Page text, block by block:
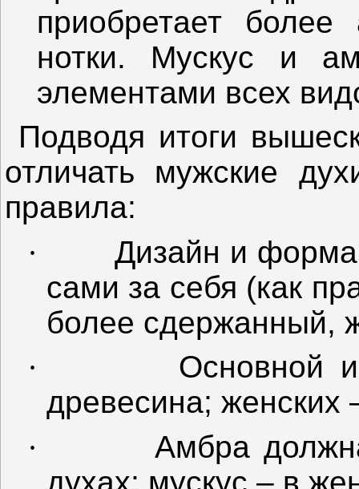
приобретает более
нотки. Мускус и
элементами всех
Подводя итоги
отличать мужские
правила:
·
Дизайн и форма
сами за себя (как
более сдержанный,
·
Основной
древесина; женских
·
Амбра
духах; мускус – в